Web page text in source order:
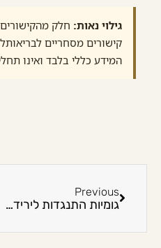
גילוי נאות: חלק
קישורים מסחריים
המידע כללי בלבד ואינו
Previous
גומיות התנגדות לירידה במשקל: בלי הבטחות ובלי דיאטת כאסח